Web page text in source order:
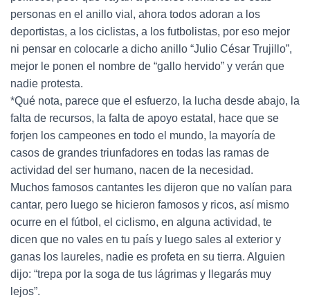
personas en el anillo vial, ahora todos adoran a los
deportistas, a los ciclistas, a los futbolistas, por eso mejor
ni pensar en colocarle a dicho anillo “Julio César Trujillo”,
mejor le ponen el nombre de “gallo hervido” y verán que
nadie protesta.
*Qué nota, parece que el esfuerzo, la lucha desde abajo, la
falta de recursos, la falta de apoyo estatal, hace que se
forjen los campeones en todo el mundo, la mayoría de
casos de grandes triunfadores en todas las ramas de
actividad del ser humano, nacen de la necesidad.
Muchos famosos cantantes les dijeron que no valían para
cantar, pero luego se hicieron famosos y ricos, así mismo
ocurre en el fútbol, el ciclismo, en alguna actividad, te
dicen que no vales en tu país y luego sales al exterior y
ganas los laureles, nadie es profeta en su tierra. Alguien
dijo: “trepa por la soga de tus lágrimas y llegarás muy
lejos”.